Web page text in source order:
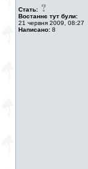
Стать:
Востаннє тут були:
21 червня 2009, 08:27
Написано: 8